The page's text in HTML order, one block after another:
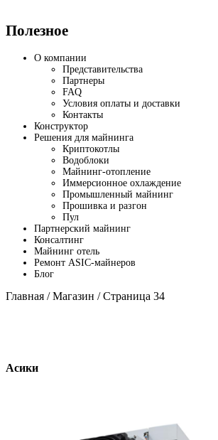
Полезное
О компании
Представительства
Партнеры
FAQ
Условия оплаты и доставки
Контакты
Конструктор
Решения для майнинга
Криптокотлы
Водоблоки
Майнинг-отопление
Иммерсионное охлаждение
Промышленный майнинг
Прошивка и разгон
Пул
Партнерский майнинг
Консалтинг
Майнинг отель
Ремонт ASIC-майнеров
Блог
Главная /Магазин / Страница 34
Асики